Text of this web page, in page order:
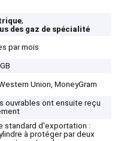
,
des gaz de spécialité
par mois
Union, MoneyGram
ouvrables ont ensuite reçu
standard d'exportation :
à protéger par deux